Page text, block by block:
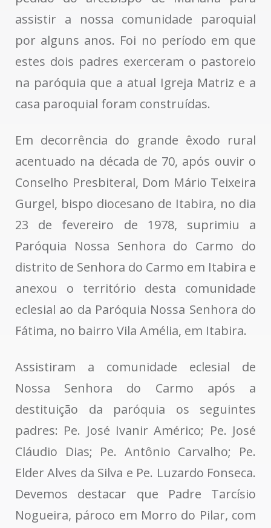
assistir a nossa comunidade paroquial
por alguns anos. Foi no período em que
estes dois padres exerceram o pastoreio
na paróquia que a atual Igreja Matriz e a
casa paroquial foram construídas.
Em decorrência do grande êxodo rural
acentuado na década de 70, após ouvir o
Conselho Presbiteral, Dom Mário Teixeira
Gurgel, bispo diocesano de Itabira, no dia
23 de fevereiro de 1978, suprimiu a
Paróquia Nossa Senhora do Carmo do
distrito de Senhora do Carmo em Itabira e
anexou o território desta comunidade
eclesial ao da Paróquia Nossa Senhora do
Fátima, no bairro Vila Amélia, em Itabira.
Assistiram a comunidade eclesial de
Nossa Senhora do Carmo após a
destituição da paróquia os seguintes
padres: Pe. José Ivanir Américo; Pe. José
Cláudio Dias; Pe. Antônio Carvalho; Pe.
Elder Alves da Silva e Pe. Luzardo Fonseca.
Devemos destacar que Padre Tarcísio
Nogueira, pároco em Morro do Pilar, com